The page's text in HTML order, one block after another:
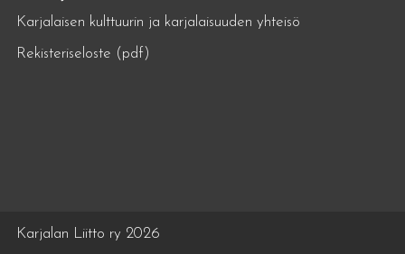
Karjalaisen kulttuurin ja karjalaisuuden yhteisö
Rekisteriseloste (pdf)
Karjalan Liitto ry 2026